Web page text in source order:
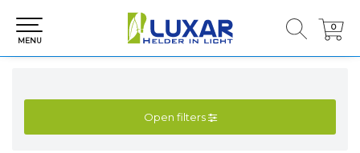
0
0
MENU
Open filters